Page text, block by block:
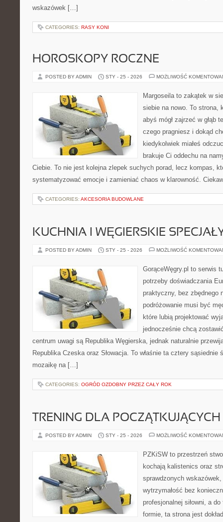
wskazówek […]
CATEGORIES: RASY KONI
HOROSKOPY ROCZNE
POSTED BY ADMIN STY - 25 - 2026 MOŻLIWOŚĆ
Margoseila to zakątek w
siebie na nowo. To strona,
abyś mógł zajrzeć w głąb
czego pragniesz i dokąd
kiedykolwiek miałeś
brakuje Ci oddechu na
Ciebie. To nie jest kolejna zlepek suchych porad, lecz kompas,
systematyzować emocje i zamieniać chaos w klarowność.
CATEGORIES: AKCESORIA BUDOWLANE
KUCHNIA I WĘGIERSKIE
POSTED BY ADMIN STY - 25 - 2026 MOŻLIWOŚĆ
GorąceWęgry.pl to serwis
potrzeby doświadczania
praktyczny, bez zbędnego
podróżowanie musi być
które lubią projektować
jednocześnie chcą
centrum uwagi są Republika Węgierska, jednak naturalnie
Republika Czeska oraz Słowacja. To właśnie ta cztery sąsiednie
mozaikę na […]
CATEGORIES: OGRÓD OZDOBNY PRZEZ CAŁY ROK
TRENING DLA POCZĄTKUJĄCYCH
POSTED BY ADMIN STY - 25 - 2026 MOŻLIWOŚĆ
PZKiSW to przestrzeń
kochają kalistenics oraz
sprawdzonych
wytrzymałość bez
profesjonalnej siłowni, a
formie, ta strona jest